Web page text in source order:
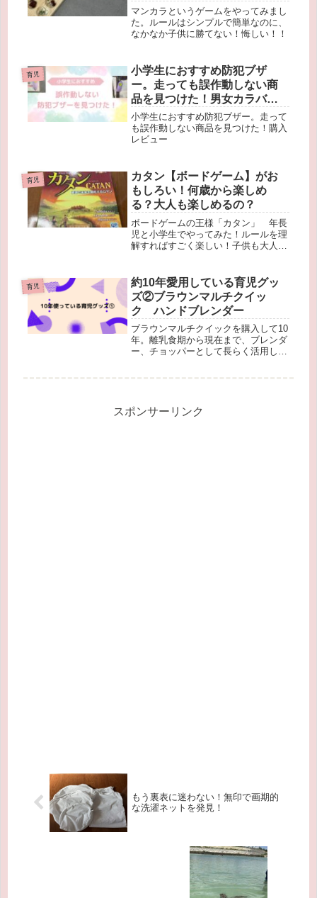
マンカラというゲームをやってみまし
た。ルールはシンプルで簡単なのに、
なかなか子供に勝てない！悔しい！！
育児
小学生におすすめ防犯ブザ
ー。走っても誤作動しない商
品を見つけた！男女カラバリ
あり。
小学生におすすめ防犯ブザー。走って
も誤作動しない商品を見つけた！購入
レビュー
育児
カタン【ボードゲーム】がお
もしろい！何歳から楽しめ
る？大人も楽しめるの？
ボードゲームの王様「カタン」 年長
児と小学生でやってみた！ルールを理
解すればすごく楽しい！子供も大人も
ントをまとめています、購入の際のヒ
ントにしていただけると幸いです！
育児
約10年愛用している育児グッ
ズ②ブラウンマルチクイッ
ク ハンドブレンダー
ブラウンマルチクイックを購入して10
年。離乳食期から現在まで、ブレンダ
ー、チョッパーとして長らく活用して
スポンサーリンク
もう裏表に迷わない！無印で画期的
な洗濯ネットを発見！